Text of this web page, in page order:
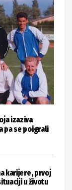
izaziva
pa se poigrali
karijere, prvoj
u životu